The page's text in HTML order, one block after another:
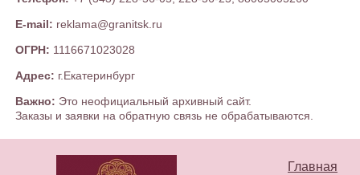
E-mail: reklama@granitsk.ru
ОГРН: 1116671023028
Адрес: г.Екатеринбург
Важно: Это неофициальный архивный сайт.
Заказы и заявки на обратную связь не обрабатываются.
Главная